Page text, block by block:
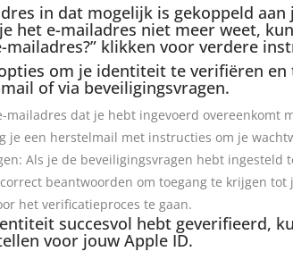
in dat mogelijk is gekoppeld aan
het e-mailadres niet meer weet,
klikken voor verdere
om je identiteit te verifiëren
of via beveiligingsvragen.
mailadres dat je hebt ingevoerd overeenkomt
je een herstelmail met instructies om je
Als je de beveiligingsvragen hebt ingesteld
beantwoorden om toegang te krijgen
het verificatieproces te gaan.
succesvol hebt geverifieerd,
voor jouw Apple ID.